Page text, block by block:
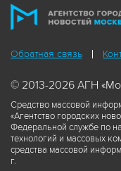
Обратная связь
© 2013-2026 АГН
Средство массовой
«Агентство городских
Федеральной службе по
технологий и массовых
средства массовой
г.